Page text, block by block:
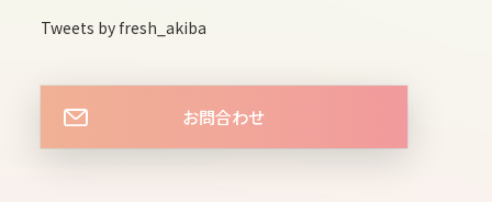
mon
16
tue
17
Tweets by fresh_akiba
お問合わせ